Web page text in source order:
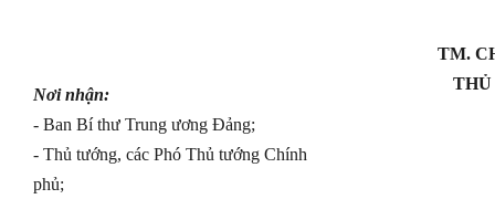
Nơi nhận:
- Ban Bí thư Trung ương Đảng;
- Thủ tướng, các Phó Thủ tướng Chính
phủ;
TM.
THỦ